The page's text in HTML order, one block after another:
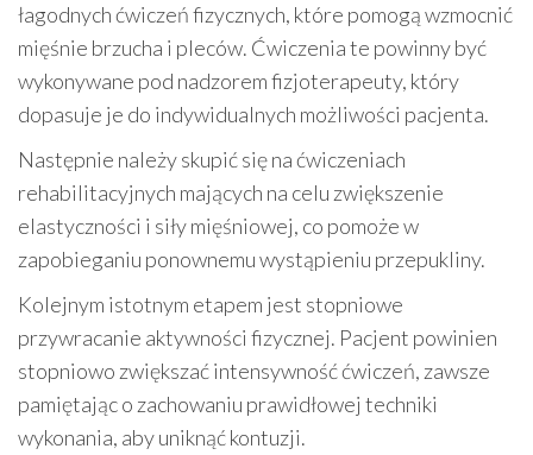
łagodnych ćwiczeń fizycznych, które pomogą wzmocnić
mięśnie brzucha i pleców. Ćwiczenia te powinny być
wykonywane pod nadzorem fizjoterapeuty, który
dopasuje je do indywidualnych możliwości pacjenta.
Następnie należy skupić się na ćwiczeniach
rehabilitacyjnych mających na celu zwiększenie
elastyczności i siły mięśniowej, co pomoże w
zapobieganiu ponownemu wystąpieniu przepukliny.
Kolejnym istotnym etapem jest stopniowe
przywracanie aktywności fizycznej. Pacjent powinien
stopniowo zwiększać intensywność ćwiczeń, zawsze
pamiętając o zachowaniu prawidłowej techniki
wykonania, aby uniknąć kontuzji.